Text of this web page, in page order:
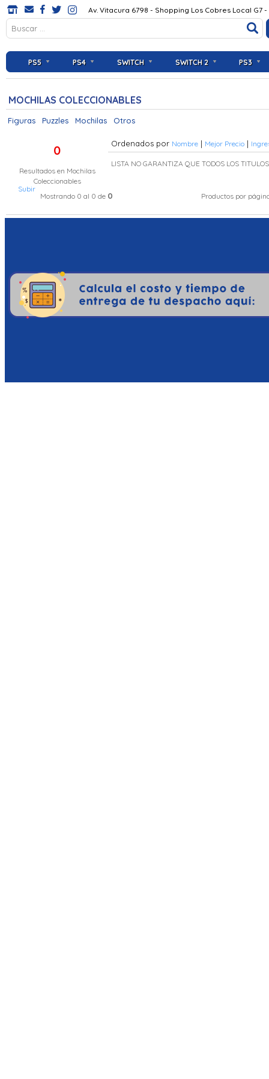
Av. Vitacura 6798 - Shopping Los Cobres Local G7
PS5 PS4 SWITCH SWITCH 2 PS3
MOCHILAS COLECCIONABLES
Figuras Puzzles Mochilas Otros
0
Resultados en Mochilas
Coleccionables
Ordenados por Nombre | Mejor Precio |
LISTA NO GARANTIZA QUE TODOS LOS
Subir
Mostrando 0 al 0 de 0 Productos por